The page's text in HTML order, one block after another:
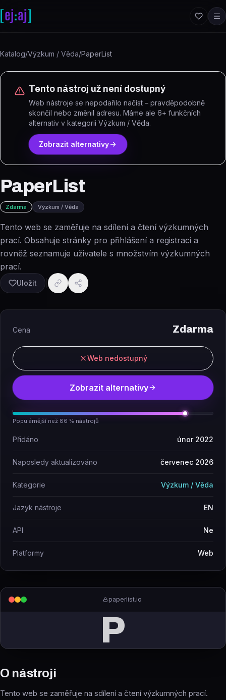
Katalog/Výzkum / Věda/PaperList
Tento nástroj už není dostupný
Web nástroje se nepodařilo načíst – pravděpodobně
skončil nebo změnil adresu. Máme ale 6+ funkčních
alternativ v kategorii Výzkum / Věda.
Zobrazit alternativy
PaperList
Zdarma Výzkum / Věda
Tento web se zaměřuje na sdílení a čtení výzkumných
prací. Obsahuje stránky pro přihlášení a registraci a
rovněž seznamuje uživatele s množstvím výzkumných
prací.
Uložit
paperlist.io
P
O nástroji
Tento web se zaměřuje na sdílení a čtení výzkumných prací.
Cena Zdarma
Web nedostupný
Zobrazit alternativy
Populárnější než 86 % nástrojů
Přidáno únor 2022
Naposledy aktualizováno červenec 2026
Kategorie Výzkum / Věda
Jazyk nástroje EN
API Ne
Platformy Web